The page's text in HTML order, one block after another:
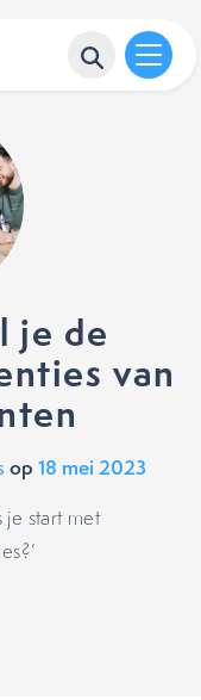
je de
van
op 18 mei 2023
je start met